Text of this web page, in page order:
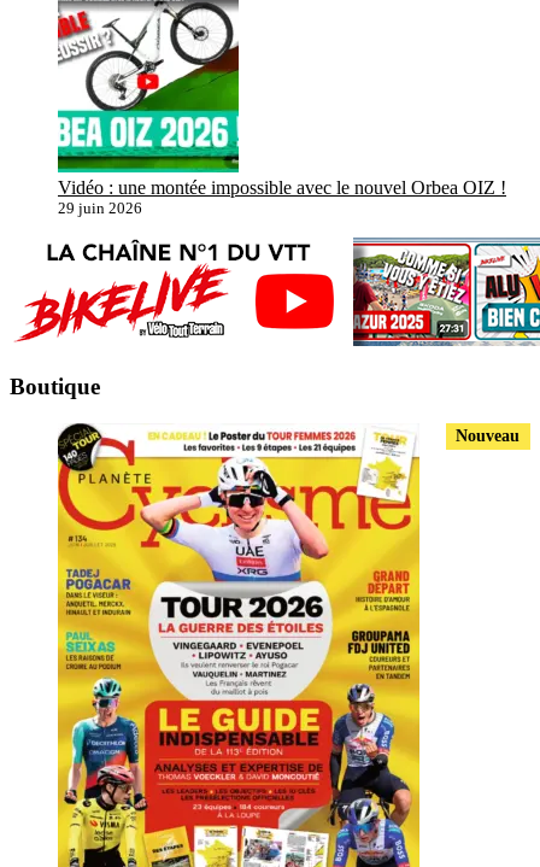
Vidéo : une montée impossible avec le nouvel Orbea OIZ !
29 juin 2026
Boutique
Nouveau